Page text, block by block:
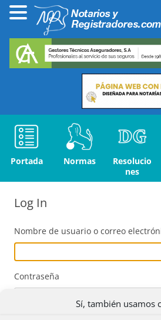
Sí, también usamos
Portada Normas
Resolucio
nes
Log In
Nombre de usuario o correo
Contraseña